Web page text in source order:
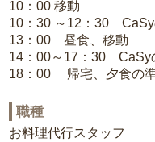
10：00 移動
10：30 ～12：30 CaSy
13：00 昼食、移動
14：00～17：30 CaSy
18：00 帰宅、夕食の
職種
お料理代行スタッフ